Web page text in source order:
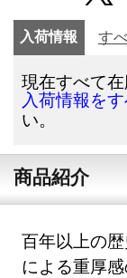
入荷情報 す
現在すべて在
入荷情報を
い。
商品紹介
百年以上の
による重厚